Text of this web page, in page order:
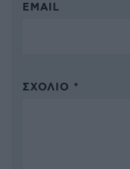
EMAIL
ΣΧΌΛΙΟ *